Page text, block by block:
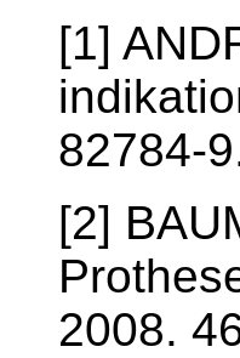
[1]
82784-
[2]
2008.